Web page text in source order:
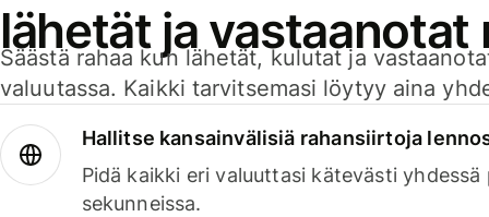
lähetät ja vastaanotat
Säästä rahaa kun lähetät, kulutat ja
valuutassa. Kaikki tarvitsemasi löytyy aina
Hallitse kansainvälisiä rahansiirtoja
Pidä kaikki eri valuuttasi kätevästi yhdessä
sekunneissa.